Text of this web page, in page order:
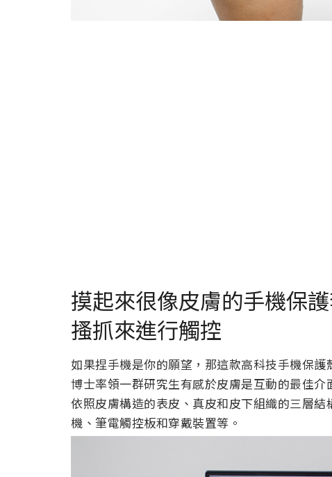
摸起來很像皮膚的手機保
搔抓來進行觸控
如果捏手機是你的願望，那這款高科技手機保
博士率領一群研究生有感於皮膚是互動的最佳
依照皮膚構造的表皮、真皮和皮下組織的三層
機、筆電觸控板和穿戴裝置等。